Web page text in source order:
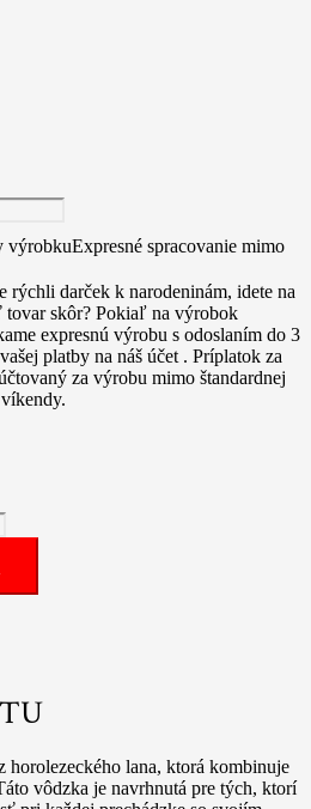
výrobkuExpresné spracovanie mimo
rýchli darček k narodeninám, idete na
tovar skôr? Pokiaľ na výrobok
expresnú výrobu s odoslaním do 3
platby na náš účet . Príplatok za
za výrobu mimo štandardnej
horolezeckého lana, ktorá kombinuje
vôdzka je navrhnutá pre tých, ktorí